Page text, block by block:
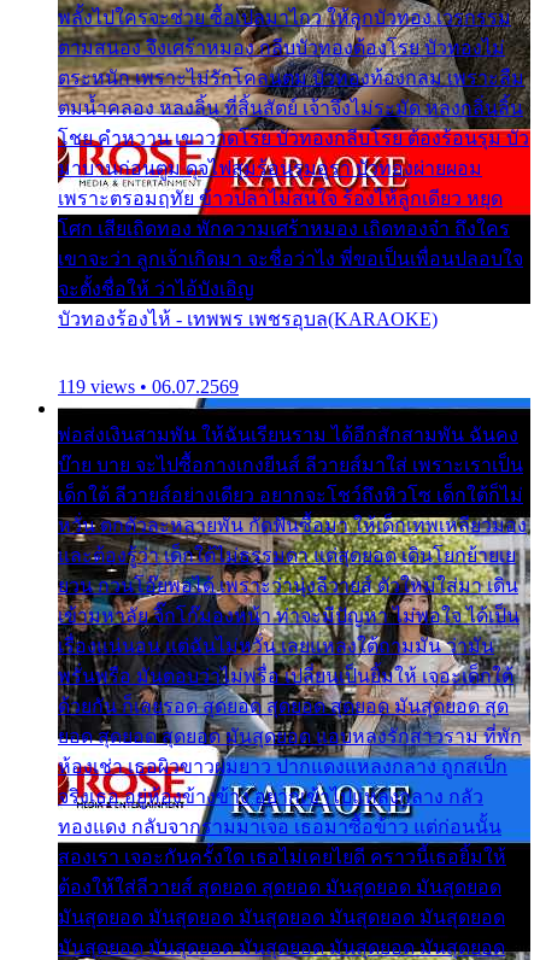
พลั้งไปใครจะช่วย ซื้อเปลมาไกว ให้ลูกบัวทอง เวรกรรม
ตามสนอง จึงเศร้าหมอง กลีบบัวทองต้องโรย บัวทองไม่
ตระหนัก เพราะไม่รักโคลนตม บัวทองท้องกลม เพราะลืม
ตมน้ำคลอง หลงลิ้น ที่สิ้นสัตย์ เจ้าจึงไม่ระมัด หลงกลิ่นลิ้น
โชย คำหวาน เขาวาดโรย บัวทองกลีบโรย ต้องร้อนรุม บัว
มาบานก่อนตูม ดุจไฟสุมร้อนรุมอุรา บัวทองผ่ายผอม
เพราะตรอมฤทัย ข้าวปลาไม่สนใจ ร้องไห้ลูกเดียว หยุด
โศก เสียเถิดทอง พักความเศร้าหมอง เถิดทองจ๋า ถึงใคร
เขาจะว่า ลูกเจ้าเกิดมา จะชื่อว่าไง พี่ขอเป็นเพื่อนปลอบใจ
จะตั้งชื่อให้ ว่าไอ้บังเอิญ
บัวทองร้องไห้ - เทพพร เพชรอุบล(KARAOKE)
119 views • 06.07.2569
พ่อส่งเงินสามพัน ให้ฉันเรียนราม ได้อีกสักสามพัน ฉันคง
บ๊าย บาย จะไปซื้อกางเกงยีนส์ ลีวายส์มาใส่ เพราะเราเป็น
เด็กใต้ ลีวายส์อย่างเดียว อยากจะโชว์ถึงหิวโซ เด็กใต้ก็ไม่
หวั่น ตกตัวละหลายพัน กัดฟันซื้อมา ให้เด็กเทพเหลียวมอง
และต้องรู้ว่า เด็กใต้ไม่ธรรมดา แต่สุดยอด เดินโยกย้ายเย
ยวน กวนโอ๊ยพอได้ เพราะว่านุ่งลีวายส์ ตัวใหม่ใส่มา เดิน
เข้ามหาลัย จิ๊กโก๊มองหน้า ท่าจะมีปัญหา ไม่พอใจ ได้เป็น
เรื่องแน่นอน แต่ฉันไม่หวั่น เลยแหลงใต้ถามมัน ว่ามัน
พรั่นพรือ มันตอบว่าไม่พรื่อ เปลี่ยนเป็นยิ้มให้ เจอะเด็กใต้
ด้วยกัน ก็เลยรอด สุดยอด สุดยอด สุดยอด มันสุดยอด สุด
ยอด สุดยอด สุดยอด มันสุดยอด แอบหลงรักสาวราม ที่พัก
ห้องเช่า เธอผิวขาวผมยาว ปากแดงแหลงกลาง ถูกสเป็ก
จริงเธอ อยู่ห้องข้างข้าง อยากเข้าไปแหลงกลาง กลัว
ทองแดง กลับจากรามมาเจอ เธอมาซื้อข้าว แต่ก่อนนั้น
สองเรา เจอะกันครั้งใด เธอไม่เคยไยดี คราวนี้เธอยิ้มให้
ต้องให้ใส่ลีวายส์ สุดยอด สุดยอด มันสุดยอด มันสุดยอด
มันสุดยอด มันสุดยอด มันสุดยอด มันสุดยอด มันสุดยอด
มันสุดยอด มันสุดยอด มันสุดยอด มันสุดยอด มันสุดยอด